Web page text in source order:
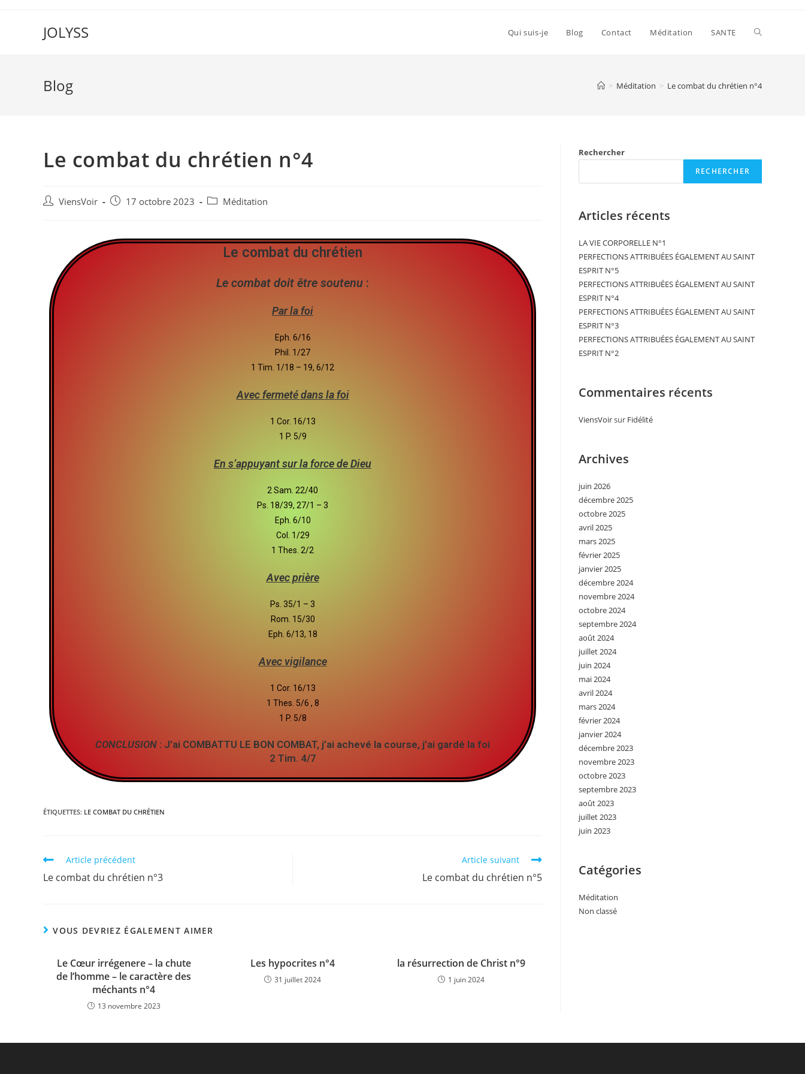
JOLYSS Qui suis-je Blog Contact Méditation SANTE
Blog > Méditation > Le combat du chrétien n°4
Le combat du chrétien n°4
ViensVoir 17 octobre 2023 Méditation
Le combat du chrétien
Le combat doit être soutenu :
Par la foi
Eph. 6/16
Phil. 1/27
1 Tim. 1/18 – 19, 6/12
Avec fermeté dans la foi
1 Cor. 16/13
1 P. 5/9
En s’appuyant sur la force de Dieu
2 Sam. 22/40
Ps. 18/39, 27/1 – 3
Eph. 6/10
Col. 1/29
1 Thes. 2/2
Avec prière
Ps. 35/1 – 3
Rom. 15/30
Eph. 6/13, 18
Avec vigilance
1 Cor. 16/13
1 Thes. 5/6 , 8
1 P. 5/8
CONCLUSION : J’ai COMBATTU LE BON COMBAT, j’ai achevé la course, j’ai gardé la foi
2 Tim. 4/7
ÉTIQUETTES: LE COMBAT DU CHRÉTIEN
Article précédent
Le combat du chrétien n°3
Article suivant
Le combat du chrétien n°5
VOUS DEVRIEZ ÉGALEMENT AIMER
Le Cœur irrégenere – la chute
de l’homme – le caractère des
méchants n°4
13 novembre 2023
Les hypocrites n°4
31 juillet 2024
la résurrection de Christ n°9
1 juin 2024
Rechercher
RECHERCHER
Articles récents
LA VIE CORPORELLE N°1
PERFECTIONS ATTRIBUÉES ÉGALEMENT AU SAINT
ESPRIT N°5
PERFECTIONS ATTRIBUÉES ÉGALEMENT AU SAINT
ESPRIT N°4
PERFECTIONS ATTRIBUÉES ÉGALEMENT AU SAINT
ESPRIT N°3
PERFECTIONS ATTRIBUÉES ÉGALEMENT AU SAINT
ESPRIT N°2
Commentaires récents
ViensVoirsur Fidélité
Archives
juin 2026
décembre 2025
octobre 2025
avril 2025
mars 2025
février 2025
janvier 2025
décembre 2024
novembre 2024
octobre 2024
septembre 2024
août 2024
juillet 2024
juin 2024
mai 2024
avril 2024
mars 2024
février 2024
janvier 2024
décembre 2023
novembre 2023
octobre 2023
septembre 2023
août 2023
juillet 2023
juin 2023
Catégories
Méditation
Non classé